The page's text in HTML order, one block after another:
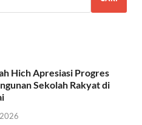
Hich Apresiasi Progres
Sekolah Rakyat di